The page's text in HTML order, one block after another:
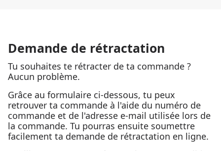
Demande de rétractation
Tu souhaites te rétracter de ta commande ?
Aucun problème.
Grâce au formulaire ci-dessous, tu peux
retrouver ta commande à l'aide du numéro de
commande et de l'adresse e-mail utilisée lors de
la commande. Tu pourras ensuite soumettre
facilement ta demande de rétractation en ligne.